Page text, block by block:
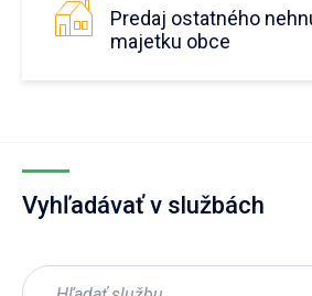
Predaj ostatného
majetku obce
Vyhľadávať v službách